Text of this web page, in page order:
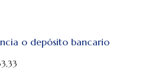
o depósito bancario